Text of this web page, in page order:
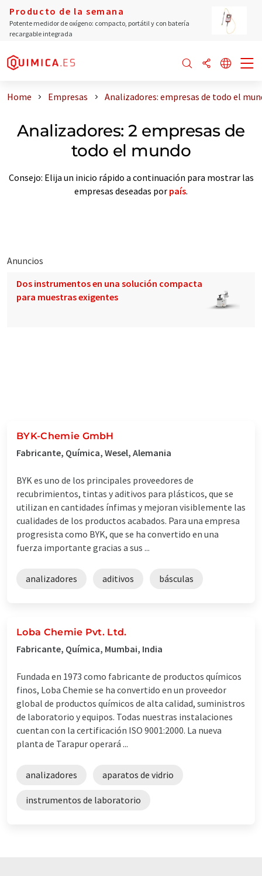
Producto de la semana
Potente medidor de oxígeno: compacto, portátil y con batería
recargable integrada
Home Empresas Analizadores: empresas de todo el
Analizadores: 2 empresas de
todo el mundo
Consejo: Elija un inicio rápido a continuación para mostrar las
empresas deseadas por país.
Anuncios
Dos instrumentos en una solución compacta
para muestras exigentes
BYK-Chemie GmbH
Fabricante, Química, Wesel, Alemania
BYK es uno de los principales proveedores de
recubrimientos, tintas y aditivos para plásticos, que se
utilizan en cantidades ínfimas y mejoran visiblemente las
cualidades de los productos acabados. Para una empresa
progresista como BYK, que se ha convertido en una
fuerza importante gracias a sus ...
analizadores aditivos básculas
Loba Chemie Pvt. Ltd.
Fabricante, Química, Mumbai, India
Fundada en 1973 como fabricante de productos químicos
finos, Loba Chemie se ha convertido en un proveedor
global de productos químicos de alta calidad, suministros
de laboratorio y equipos. Todas nuestras instalaciones
cuentan con la certificación ISO 9001:2000. La nueva
planta de Tarapur operará ...
analizadores aparatos de vidrio
instrumentos de laboratorio